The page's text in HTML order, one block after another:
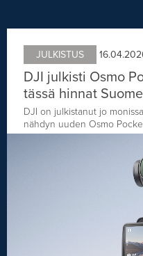
JULKISTUS
DJI julkisti Osmo
tässä hinnat
DJI on julkistanut jo
nähdyn uuden Osmo